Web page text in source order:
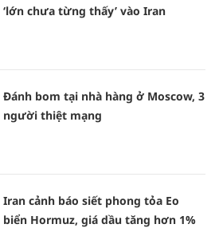
‘lớn chưa từng thấy’ vào Iran
Đánh bom tại nhà hàng ở Moscow, 3
người thiệt mạng
Iran cảnh báo siết phong tỏa Eo
biển Hormuz, giá dầu tăng hơn 1%